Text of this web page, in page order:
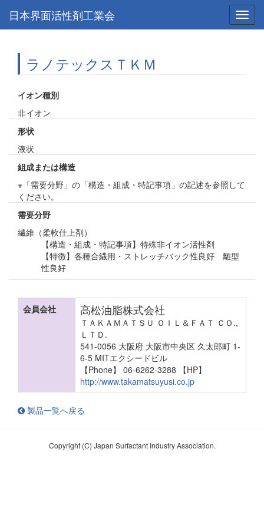
日本界面活性剤工業会
ラノテックスＴＫＭ
イオン種別
非イオン
形状
液状
組成または構造
※「需要分野」の「構造・組成・特記事項」の記述を参照して
ください。
需要分野
繊維（柔軟仕上剤）
【構造・組成・特記事項】特殊非イオン活性剤
【特徴】各種合繊用・ストレッチバック性良好 離型
性良好
会員会社 高松油脂株式会社
ＴＡＫＡＭＡＴＳＵ ＯＩＬ＆ＦＡＴ ＣＯ.,
ＬＴＤ.
541-0056 大阪府 大阪市中央区 久太郎町 1-
6-5 MITエクシードビル
【Phone】 06-6262-3288
【HP】
http://www.takamatsuyusi.co.jp
製品一覧へ戻る
Copyright (C) Japan Surfactant Industry Association.